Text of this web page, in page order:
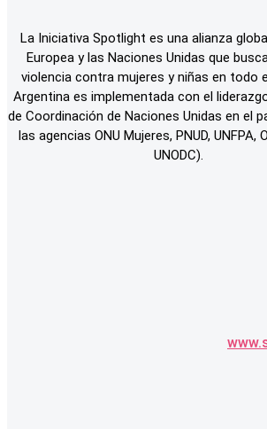
La Iniciativa Spotlight es una alianza
Europea y las Naciones Unidas que
violencia contra mujeres y niñas en todo
Argentina es implementada con el
de Coordinación de Naciones Unidas en el
las agencias ONU Mujeres, PNUD, UNFPA,
UNODC).